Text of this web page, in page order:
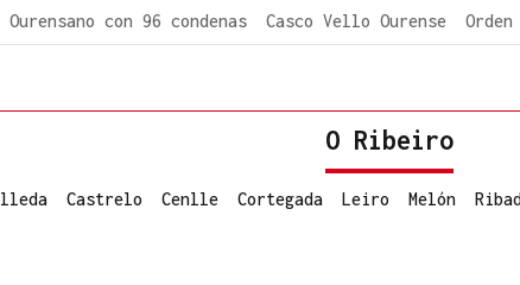
Ourensano con 96 condenas Casco Vello Ourense
O Ribeiro
Castrelo Cenlle Cortegada Leiro Melón